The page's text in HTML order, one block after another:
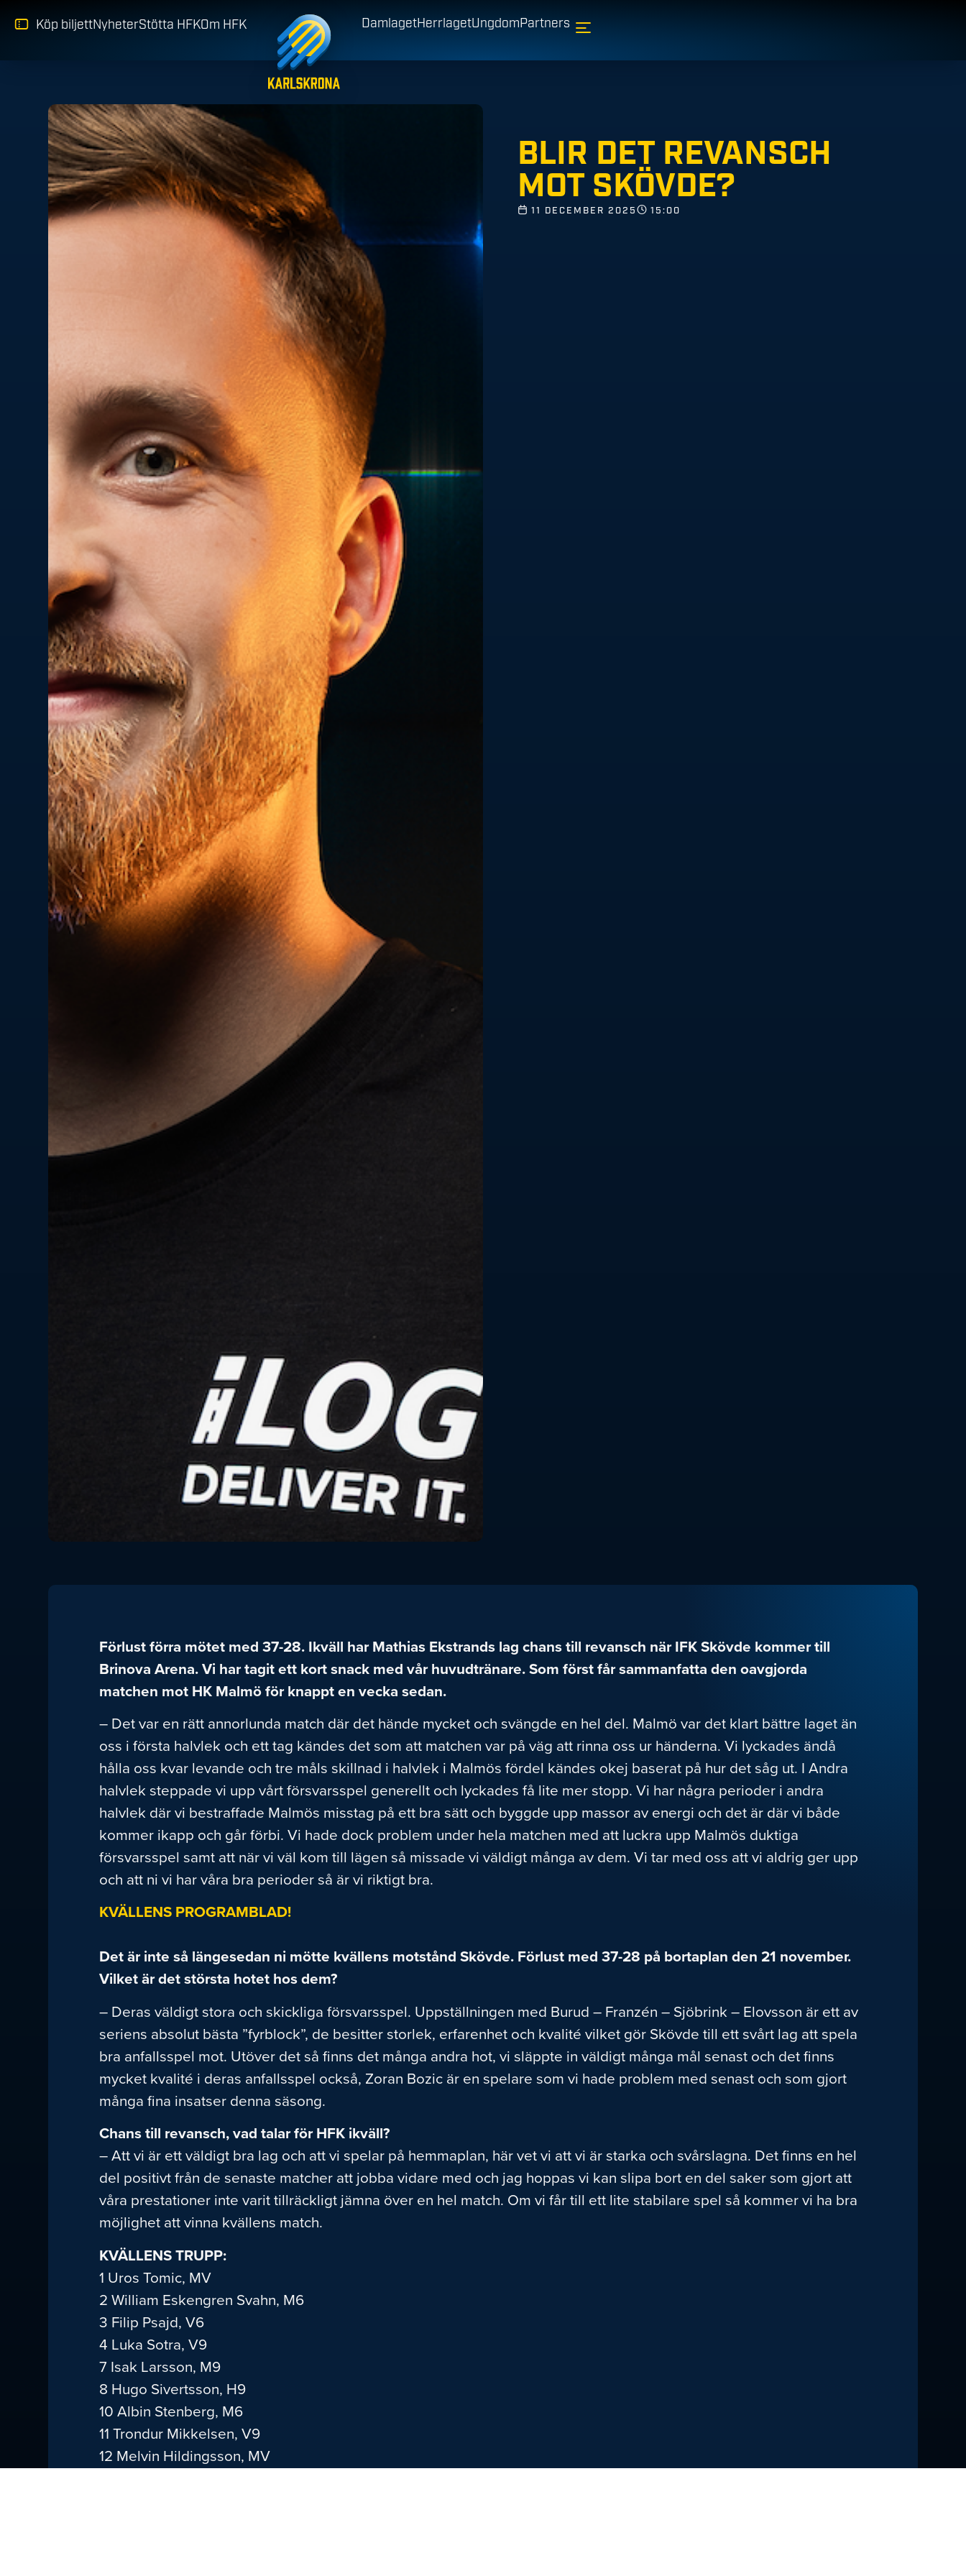
Köp biljettNyheterStötta HFKOm HFK DamlagetHerrlagetUngdomPartners
BLIR DET REVANSCH
MOT SKÖVDE?
11 DECEMBER 2025 15:00
Förlust förra mötet med 37-28. Ikväll har Mathias Ekstrands lag chans till revansch när IFK Skövde kommer till
Brinova Arena. Vi har tagit ett kort snack med vår huvudtränare. Som först får sammanfatta den oavgjorda
matchen mot HK Malmö för knappt en vecka sedan.
– Det var en rätt annorlunda match där det hände mycket och svängde en hel del. Malmö var det klart bättre laget än
oss i första halvlek och ett tag kändes det som att matchen var på väg att rinna oss ur händerna. Vi lyckades ändå
hålla oss kvar levande och tre måls skillnad i halvlek i Malmös fördel kändes okej baserat på hur det såg ut. I Andra
halvlek steppade vi upp vårt försvarsspel generellt och lyckades få lite mer stopp. Vi har några perioder i andra
halvlek där vi bestraffade Malmös misstag på ett bra sätt och byggde upp massor av energi och det är där vi både
kommer ikapp och går förbi. Vi hade dock problem under hela matchen med att luckra upp Malmös duktiga
försvarsspel samt att när vi väl kom till lägen så missade vi väldigt många av dem. Vi tar med oss att vi aldrig ger upp
och att ni vi har våra bra perioder så är vi riktigt bra.
KVÄLLENS PROGRAMBLAD!
Det är inte så längesedan ni mötte kvällens motstånd Skövde. Förlust med 37-28 på bortaplan den 21 november.
Vilket är det största hotet hos dem?
– Deras väldigt stora och skickliga försvarsspel. Uppställningen med Burud – Franzén – Sjöbrink – Elovsson är ett av
seriens absolut bästa ”fyrblock”, de besitter storlek, erfarenhet och kvalité vilket gör Skövde till ett svårt lag att spela
bra anfallsspel mot. Utöver det så finns det många andra hot, vi släppte in väldigt många mål senast och det finns
mycket kvalité i deras anfallsspel också, Zoran Bozic är en spelare som vi hade problem med senast och som gjort
många fina insatser denna säsong.
Chans till revansch, vad talar för HFK ikväll?
– Att vi är ett väldigt bra lag och att vi spelar på hemmaplan, här vet vi att vi är starka och svårslagna. Det finns en hel
del positivt från de senaste matcher att jobba vidare med och jag hoppas vi kan slipa bort en del saker som gjort att
våra prestationer inte varit tillräckligt jämna över en hel match. Om vi får till ett lite stabilare spel så kommer vi ha bra
möjlighet att vinna kvällens match.
KVÄLLENS TRUPP:
1 Uros Tomic, MV
2 William Eskengren Svahn, M6
3 Filip Psajd, V6
4 Luka Sotra, V9
7 Isak Larsson, M9
8 Hugo Sivertsson, H9
10 Albin Stenberg, M6
11 Trondur Mikkelsen, V9
12 Melvin Hildingsson, MV